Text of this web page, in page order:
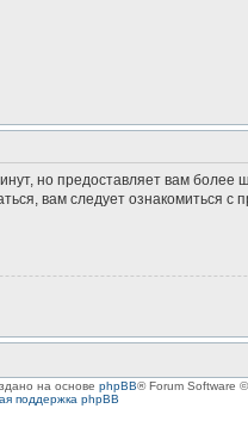
но предоставляет вам
вам следует
на основе phpBB® Forum Software
поддержка phpBB